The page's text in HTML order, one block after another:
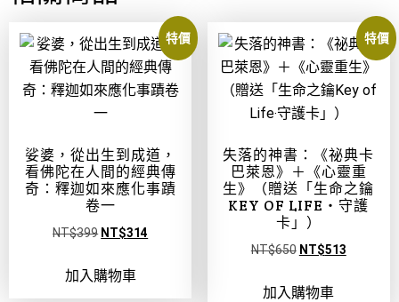
特價
娑婆，從出生到成道，
看佛陀在人間的經典傳
奇：釋迦如來應化事蹟
卷一
NT$399 NT$314
加入購物車
特價
失落的神書：《祕典卡
巴萊恩》＋《心靈重
生》（贈送「生命之鑰
KEY OF LIFE‧守護
卡」）
NT$650 NT$513
加入購物車